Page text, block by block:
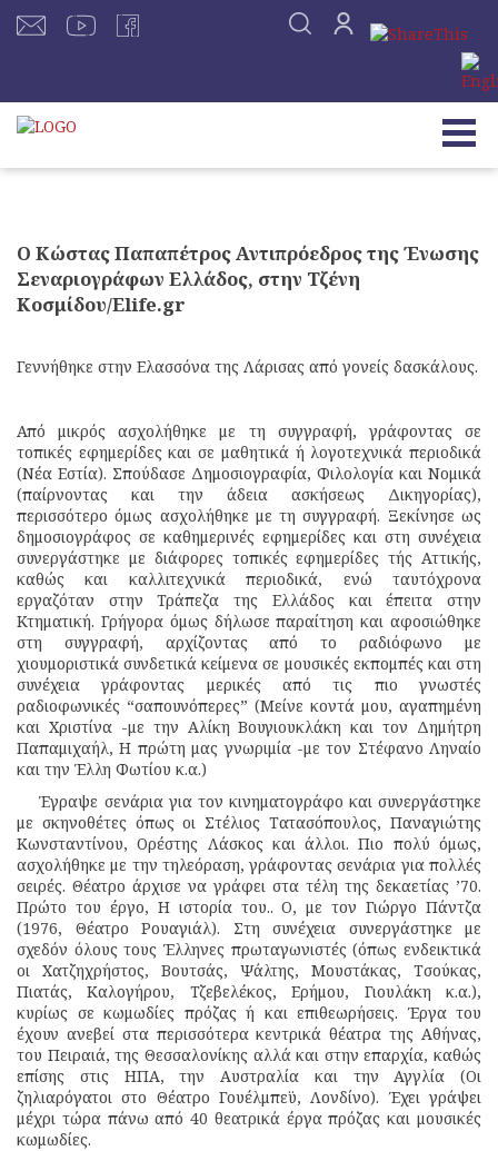
Ο Κώστας Παπαπέτρος Αντιπρόεδρος της Ένωσης
Σεναριογράφων Ελλάδος, στην Τζένη
Κοσμίδου/Elife.gr
Γεννήθηκε στην Ελασσόνα της Λάρισας από γονείς δασκάλους.
Από μικρός ασχολήθηκε με τη συγγραφή, γράφοντας σε
τοπικές εφημερίδες και σε μαθητικά ή λογοτεχνικά περιοδικά
(Νέα Εστία). Σπούδασε Δημοσιογραφία, Φιλολογία και Νομικά
(παίρνοντας και την άδεια ασκήσεως Δικηγορίας),
περισσότερο όμως ασχολήθηκε με τη συγγραφή. Ξεκίνησε ως
δημοσιογράφος σε καθημερινές εφημερίδες και στη συνέχεια
συνεργάστηκε με διάφορες τοπικές εφημερίδες τής Αττικής,
καθώς και καλλιτεχνικά περιοδικά, ενώ ταυτόχρονα
εργαζόταν στην Τράπεζα της Ελλάδος και έπειτα στην
Κτηματική. Γρήγορα όμως δήλωσε παραίτηση και αφοσιώθηκε
στη συγγραφή, αρχίζοντας από το ραδιόφωνο με
χιουμοριστικά συνδετικά κείμενα σε μουσικές εκπομπές και στη
συνέχεια γράφοντας μερικές από τις πιο γνωστές
ραδιοφωνικές “σαπουνόπερες” (Μείνε κοντά μου, αγαπημένη
και Χριστίνα -με την Αλίκη Βουγιουκλάκη και τον Δημήτρη
Παπαμιχαήλ, Η πρώτη μας γνωριμία -με τον Στέφανο Ληναίο
και την Έλλη Φωτίου κ.α.)
Έγραψε σενάρια για τον κινηματογράφο και συνεργάστηκε
με σκηνοθέτες όπως οι Στέλιος Τατασόπουλος, Παναγιώτης
Κωνσταντίνου, Ορέστης Λάσκος και άλλοι. Πιο πολύ όμως,
ασχολήθηκε με την τηλεόραση, γράφοντας σενάρια για πολλές
σειρές. Θέατρο άρχισε να γράφει στα τέλη της δεκαετίας ’70.
Πρώτο του έργο, Η ιστορία του.. Ο, με τον Γιώργο Πάντζα
(1976, Θέατρο Ρουαγιάλ). Στη συνέχεια συνεργάστηκε με
σχεδόν όλους τους Έλληνες πρωταγωνιστές (όπως ενδεικτικά
οι Χατζηχρήστος, Βουτσάς, Ψάλτης, Μουστάκας, Τσούκας,
Πιατάς, Καλογήρου, Τζεβελέκος, Ερήμου, Γιουλάκη κ.α.),
κυρίως σε κωμωδίες πρόζας ή και επιθεωρήσεις. Έργα του
έχουν ανεβεί στα περισσότερα κεντρικά θέατρα της Αθήνας,
του Πειραιά, της Θεσσαλονίκης αλλά και στην επαρχία, καθώς
επίσης στις ΗΠΑ, την Αυστραλία και την Αγγλία (Οι
ζηλιαρόγατοι στο Θέατρο Γουέλμπεϋ, Λονδίνο). Έχει γράψει
μέχρι τώρα πάνω από 40 θεατρικά έργα πρόζας και μουσικές
κωμωδίες.